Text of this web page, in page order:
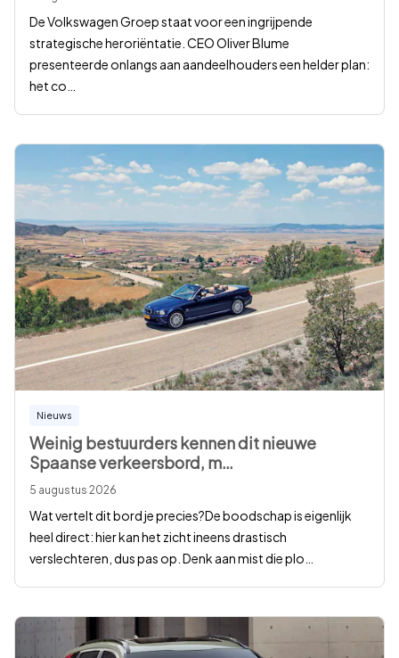
De Volkswagen Groep staat voor een ingrijpende
strategische heroriëntatie. CEO Oliver Blume
presenteerde onlangs aan aandeelhouders een helder plan:
het co
Nieuws
Weinig bestuurders kennen dit nieuwe
Spaanse verkeersbord, m…
5 augustus 2026
Wat vertelt dit bord je precies?De boodschap is eigenlijk
heel direct: hier kan het zicht ineens drastisch
verslechteren, dus pas op. Denk aan mist die plo